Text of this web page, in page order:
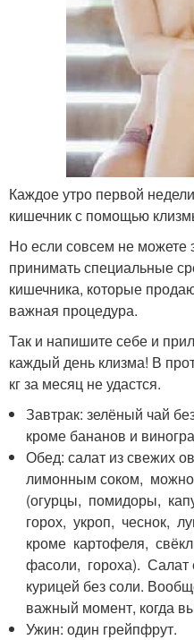
Каждое утро первой
кишечник с помощью
Но если совсем не можете
принимать специальные
кишечника, которые
важная процедура.
Так и напишите себе и
каждый день клизма! В
кг за месяц не удастся.
Завтрак: зелёный чай
кроме бананов и
Обед: салат из свежих
лимонным соком,
(огурцы, помидоры,
горох, укроп, чеснок,
кроме картофеля,
фасоли, гороха). Салат
курицей без соли.
важный момент, когда
Ужин: один грейпфрут.